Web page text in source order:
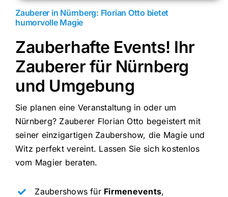
Zauberer in Nürnberg: Florian Otto bietet
humorvolle Magie
Zauberhafte Events! Ihr
Zauberer für Nürnberg
und Umgebung
Sie planen eine Veranstaltung in oder um
Nürnberg? Zauberer Florian Otto begeistert mit
seiner einzigartigen Zaubershow, die Magie und
Witz perfekt vereint. Lassen Sie sich kostenlos
vom Magier beraten.
Zaubershows für Firmenevents,